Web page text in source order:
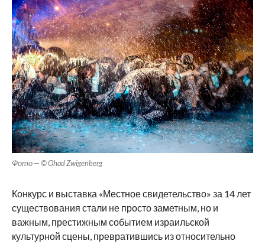
Фото — © Ohad Zwigenberg
Конкурс и выставка «Местное свидетельство» за 14 лет
существования стали не просто заметным, но и
важным, престижным событием израильской
культурной сцены, превратившись из относительно